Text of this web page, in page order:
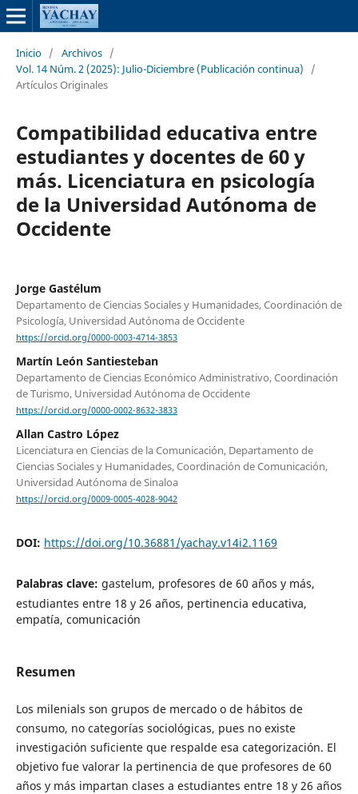
Inicio / Archivos /
Vol. 14 Núm. 2 (2025): Julio-Diciembre (Publicación continua)
/
Artículos Originales
Compatibilidad educativa entre
estudiantes y docentes de 60 y
más. Licenciatura en psicología
de la Universidad Autónoma de
Occidente
Jorge Gastélum
Departamento de Ciencias Sociales y Humanidades, Coordinación de
Psicología, Universidad Autónoma de Occidente
https://orcid.org/0000-0003-4714-3853
Martín León Santiesteban
Departamento de Ciencias Económico Administrativo, Coordinación
de Turismo, Universidad Autónoma de Occidente
https://orcid.org/0000-0002-8632-3833
Allan Castro López
Licenciatura en Ciencias de la Comunicación, Departamento de
Ciencias Sociales y Humanidades, Coordinación de Comunicación,
Universidad Autónoma de Sinaloa
https://orcid.org/0009-0005-4028-9042
DOI: https://doi.org/10.36881/yachay.v14i2.1169
Palabras clave: gastelum, profesores de 60 años y más,
estudiantes entre 18 y 26 años, pertinencia educativa,
empatía, comunicación
Resumen
Los milenials son grupos de mercado o de hábitos de
consumo, no categorías sociológicas, pues no existe
investigación suficiente que respalde esa categorización. El
objetivo fue valorar la pertinencia de que profesores de 60
años y más impartan clases a estudiantes entre 18 y 26 años